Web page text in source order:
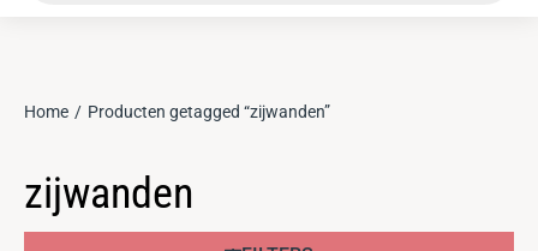
Je bent hier:
Home Producten getagged “zijwanden”
zijwanden